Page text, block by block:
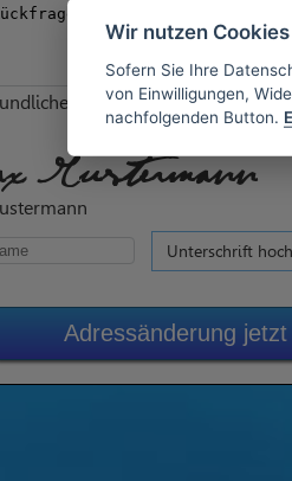
Grüßen
Mustermann
Unterschrift
Adressänderung
Wir nutzen Cookies
Sofern Sie Ihre
von Einwilligungen,
nachfolgenden Button.